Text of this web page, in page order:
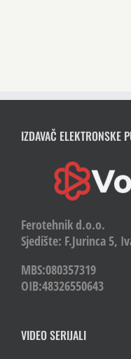
IZDAVAČ ELEKTRONSKE
Ferotehnik d.o.o.
Sjedište: F.Jurinca 5,
MBS:080357319
OIB:48326550643
VIDEO SERIJALI